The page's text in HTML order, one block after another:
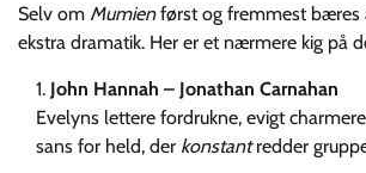
Selv om Mumienførst og fremmest bæres
ekstra dramatik. Her er et nærmere kig på
John Hannah – Jonathan Carnahan
Evelyns lettere fordrukne, evigt
sans for held, der konstantredder